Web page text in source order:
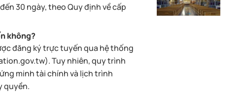
30 ngày, theo Quy định về cấp
không?
đăng ký trực tuyến qua hệ thống
Tuy nhiên, quy trình
minh tài chính và lịch trình
quyền.